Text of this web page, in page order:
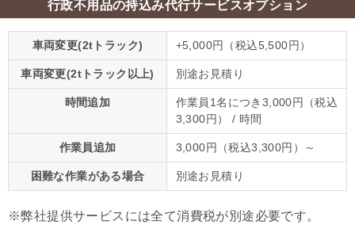
行政不用品の持込み代行サービスオプション
車両変更(2tトラック) +5,000円（税込5,500円）
車両変更(2tトラック以上) 別途お見積り
時間追加
作業員1名につき3,000円（税込
3,300円） / 時間
作業員追加 3,000円（税込3,300円）～
困難な作業がある場合 別途お見積り
※弊社提供サービスには全て消費税が別途必要です。